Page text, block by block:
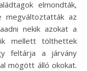
elmondták,
megváltoztatták az
nekik azokat a
mellett tölthettek
feltárja a járvány
mögött álló okokat.